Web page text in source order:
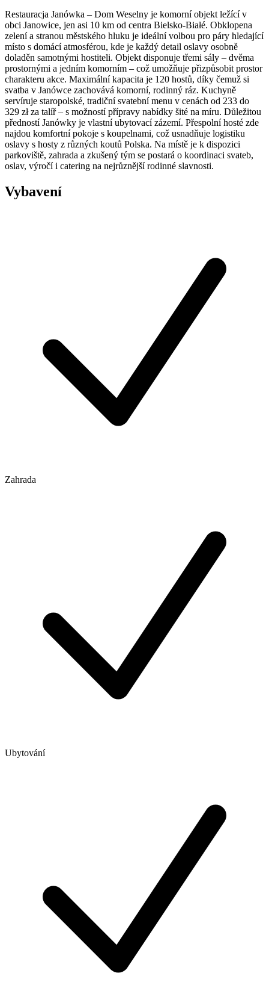
Restauracja Janówka – Dom Weselny je komorní objekt ležící v
obci Janowice, jen asi 10 km od centra Bielsko-Białé. Obklopena
zelení a stranou městského hluku je ideální volbou pro páry hledající
místo s domácí atmosférou, kde je každý detail oslavy osobně
doladěn samotnými hostiteli. Objekt disponuje třemi sály – dvěma
prostornými a jedním komorním – což umožňuje přizpůsobit prostor
charakteru akce. Maximální kapacita je 120 hostů, díky čemuž si
svatba v Janówce zachovává komorní, rodinný ráz. Kuchyně
servíruje staropolské, tradiční svatební menu v cenách od 233 do
329 zł za talíř – s možností přípravy nabídky šité na míru. Důležitou
předností Janówky je vlastní ubytovací zázemí. Přespolní hosté zde
najdou komfortní pokoje s koupelnami, což usnadňuje logistiku
oslavy s hosty z různých koutů Polska. Na místě je k dispozici
parkoviště, zahrada a zkušený tým se postará o koordinaci svateb,
oslav, výročí i catering na nejrůznější rodinné slavnosti.
Vybavení
Zahrada
Ubytování